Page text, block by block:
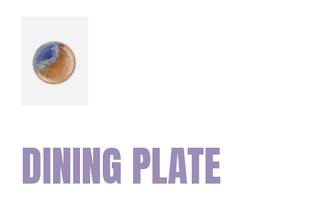
DINING PLATE